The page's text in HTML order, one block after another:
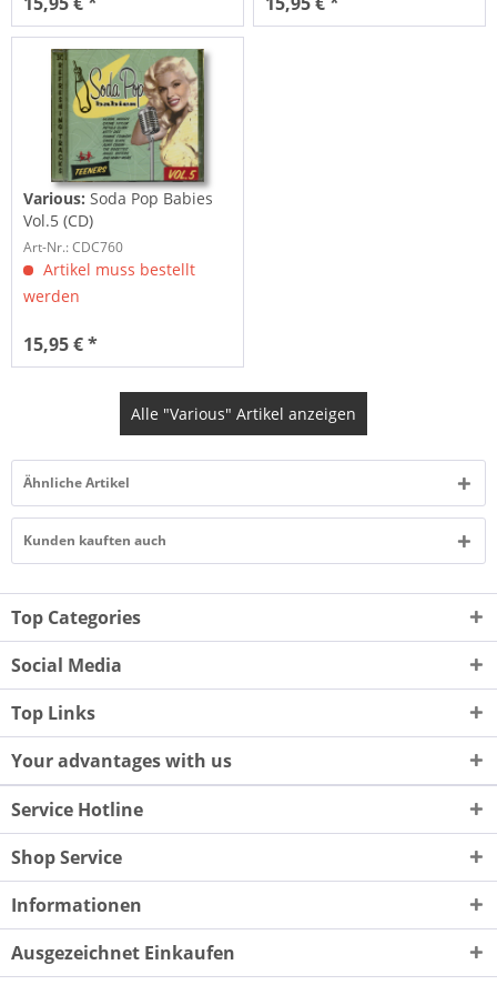
Various:Soda Pop Babies
Vol.5 (CD)
Art-Nr.: CDC760
Artikel muss bestellt
werden
15,95 € *
Alle "Various" Artikel anzeigen
Ähnliche Artikel
Kunden kauften auch
Top Categories
Social Media
Top Links
Your advantages with us
Service Hotline
Shop Service
Informationen
Ausgezeichnet Einkaufen